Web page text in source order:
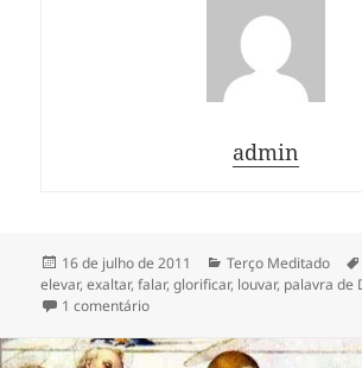
admin
Publicado
em
16 de julho de 2011 Categorias
Terço Meditado
elevar,exaltar,falar,glorificar, louvar, palavra de
1 comentárioem Terço da Proclamação